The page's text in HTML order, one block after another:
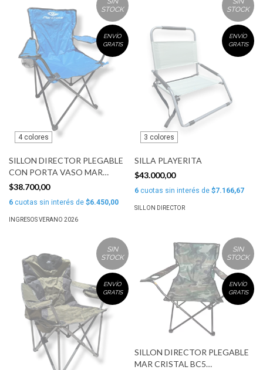
STOCK
ENVÍO
GRATIS
4 colores
SILLON DIRECTOR PLEGABLE
CON PORTA VASO MAR
CRISTAL
$38.700,00
6 cuotas sin interés de $6.450,00
INGRESOS VERANO 2026
STOCK
ENVÍO
GRATIS
3 colores
SILLA PLAYERITA
$43.000,00
6 cuotas sin interés de $7.166,67
SILLON DIRECTOR
SIN
STOCK
ENVÍO
GRATIS
SIN
STOCK
ENVÍO
GRATIS
SILLON DIRECTOR PLEGABLE
MAR CRISTAL BC5